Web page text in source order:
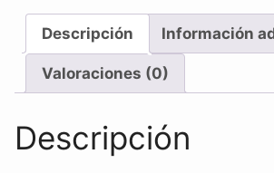
Descripción Información
Valoraciones (0)
Descripción